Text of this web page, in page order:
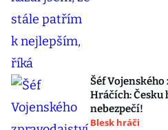
Šéf
Hráčích: Česku
nebezpečí!
Blesk hráči